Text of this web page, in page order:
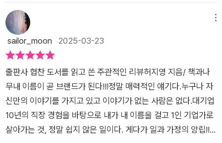
담아내기 어려울 분량의 책이라 생각했는데 충분히 담아낸 책이
라 말하고 싶다. 막연하게만 느껴지는 퍼스널 브랜딩에 대해 알
아보고 자신만의 브랜드를 만들어 가려는 이들이 읽어보면 좋을
책이라 전하며 리뷰를 줄인다.
한 기반이 됩니다.이 책은 단순한 글쓰기 책이 아닙니다.나를 잘
알려면 어떻게 해야하는지 나의 장점과 단점은 무엇인지 파악하
고 '내 이야기를 어떻게 꺼내어, 세상과 진심으로 연결할 것인
가'에 대해 이야기 합니다.이 책에서 알려주는 질문하기 → 자기
읽다 보면 나도 모르게 펜을 들고 나만의 이야기를 쓰고 싶어지더
라고요.퍼스널 브랜딩을 원한다면 꼭 읽어보세요. 많은 도움 되실
겁니다.
괜찮게 다가오는 책일 것이다. <퍼스널 브랜딩의 모든 것> 이론
적인 부분이나 실무에 적합한 형태의 가이드라인과 이를 어떻게
배우며 자기 자신에 대한 이해나 점검, 성찰의 시간 등도 함께 해
야 하는지도 읽으며 고려해 볼 수 있는 책이다.​<퍼스널 브랜딩의
모든 것> 자신만의 이야기나 정체성, 혹은 스토리텔링 및 기획이
나 보고 등 활용하고 싶은 분야도 많을 것이다. 특정한 기법이나
무조건적인 대안이나 정답을 찾기보단 이런 과정에서 얻을 수 있
는 부분이 무엇이며 어떤 형태로 이를 현실과 실무에서도 적용,
관리해 볼 것인지도 함께 접하며 판단해 보자. 확실히 요즘 시대
하는 삶에서는 만족을 얻을 수 없다. 더 이상 일을 하지 않기 위해
자신만의 시스템을 만들었다고 말하는 사람들 역시 직장에 다니
지 않을 뿐 또 다른 일을 하고 있다.정체성의 혼란은 사춘기 청소
는 문제, 정체성에 대한 탐구는 평생 지속되어야 한다. 긴 인생에
서 다양한 경험을 하며 나의 존재 가치 또한 다르게 느낄 것이다.
메모하는 습관의 중요함을 또한 알게 된다.메모하는 습관은 일을
더 잘하도록 도와준다. 메모를 하는 사람은 일의 우선순위를 정할
줄 안다. 1인 기업을 꿈꾸는 직장인이라면 자기 객관화를 통해 현
sailor_moon 2025-03-23
출판사 협찬 도서를 읽고 쓴 주관적인 리뷰허지영 지음/ 책과나
무내 이름이 곧 브랜드가 된다!!!정말 매력적인 얘기다.누구나 자
신만의 이야기를 가지고 있고 이야기가 없는 사람은 없다.대기업
10년의 직장 경험을 바탕으로 내가 내 이름을 걸고 1인 기업가로
살아가는 것, 정말 쉽지 않은 일이다. 게다가 일과 가정의 양립!!